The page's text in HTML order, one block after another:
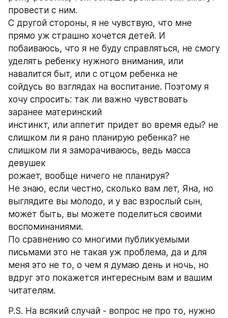
провести с ним.
С другой стороны, я не чувствую, что мне
прямо уж страшно хочется детей. И
побаиваюсь, что я не буду справляться, не смогу
уделять ребенку нужного внимания, или
навалится быт, или с отцом ребенка не
сойдусь во взглядах на воспитание. Поэтому я
хочу спросить: так ли важно чувствовать
заранее материнский
инстинкт, или аппетит придет во время еды? не
слишком ли я рано планирую ребенка? не
слишком ли я заморачиваюсь, ведь масса
девушек
рожает, вообще ничего не планируя?
Не знаю, если честно, сколько вам лет, Яна, но
выглядите вы молодо, и у вас взрослый сын,
может быть, вы можете поделиться своими
воспоминаниями.
По сравнению со многими публикуемыми
письмами это не такая уж проблема, да и для
меня это не то, о чем я думаю день и ночь, но
вдруг это покажется интересным вам и вашим
читателям.
P.S. На всякий случай - вопрос не про то, нужно